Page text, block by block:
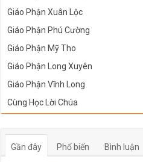
Giáo Phận Xuân Lộc
Giáo Phận Phú Cường
Giáo Phận Mỹ Tho
Giáo Phận Long Xuyên
Giáo Phận Vĩnh Long
Cùng Học Lời Chúa
Gần đây Phổ biến Bình luận